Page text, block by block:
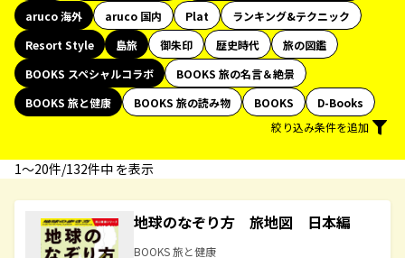
aruco 海外
aruco 国内 Plat
ランキング&テクニック
Resort Style
島旅 御朱印 歴史時代
旅の図鑑
BOOKS スペシャルコラボ
BOOKS 旅の名言＆絶景
BOOKS 旅と健康
BOOKS 旅の読み物 BOOKS
D-Books
絞り込み条件を追加
1〜20件/132件中 を表示
地球のなぞり方 旅地図 日本編
BOOKS 旅と健康